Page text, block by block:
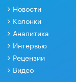
Новости
Колонки
Аналитика
Интервью
Рецензии
Видео